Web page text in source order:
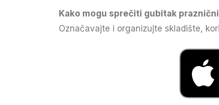
Kako mogu sprečiti gubitak
Označavajte i organizujte skladište,